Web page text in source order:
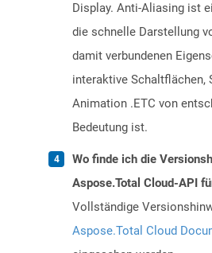
Display. Anti-Aliasing ist
die schnelle Darstellung
damit verbundenen
interaktive Schaltflächen,
Animation .ETC von
Bedeutung ist.
Wo finde ich die
Aspose.Total Cloud-API
Vollständige
Aspose.Total Cloud